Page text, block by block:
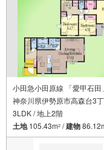
小田急小田原線 「愛甲石
神奈川県伊勢原市高森台3
3LDK / 地上2階
土地105.43m2 /建物